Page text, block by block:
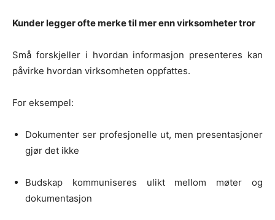
Kunder legger ofte merke til mer enn virksomheter tror
Små forskjeller i hvordan informasjon presenteres kan
påvirke hvordan virksomheten oppfattes.
For eksempel:
Dokumenter ser profesjonelle ut, men presentasjoner
gjør det ikke
Budskap kommuniseres ulikt mellom møter og
dokumentasjon